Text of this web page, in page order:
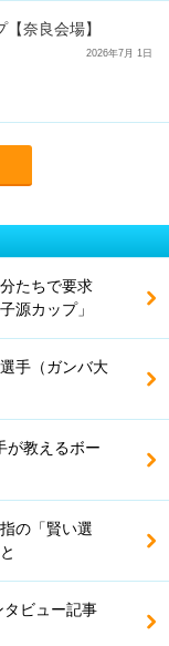
奈良会場】
2026年7月 1日
分たちで要求
源カップ」
手（ガンバ大
が教えるボー
の「賢い選
タビュー記事